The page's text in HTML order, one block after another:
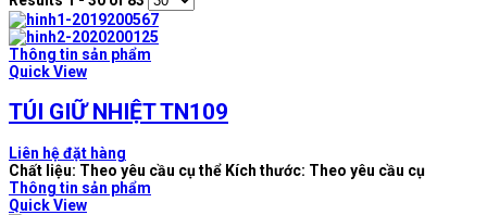
Thông tin sản phẩm
Quick View
TÚI GIỮ NHIỆT TN109
Liên hệ đặt hàng
Chất liệu: Theo yêu cầu cụ thể Kích thước: Theo yêu cầu cụ
Thông tin sản phẩm
Quick View